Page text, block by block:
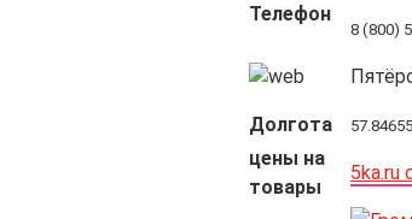
Телефон
8 (800)
Долгота
цены на
товары
5ka.ru